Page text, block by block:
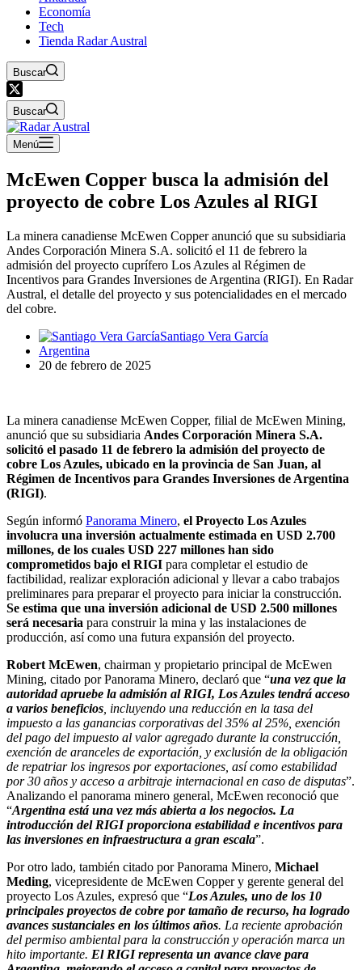
Economía
Tech
Tienda Radar Austral
Buscar
Buscar
Menú
McEwen Copper busca la admisión del
proyecto de cobre Los Azules al RIGI
La minera canadiense McEwen Copper anunció que su subsidiaria
Andes Corporación Minera S.A. solicitó el 11 de febrero la
admisión del proyecto cuprífero Los Azules al Régimen de
Incentivos para Grandes Inversiones de Argentina (RIGI). En Radar
Austral, el detalle del proyecto y sus potencialidades en el mercado
del cobre.
Santiago Vera García
Argentina
20 de febrero de 2025
La minera canadiense McEwen Copper, filial de McEwen Mining,
anunció que su subsidiaria Andes Corporación Minera S.A.
solicitó el pasado 11 de febrero la admisión del proyecto de
cobre Los Azules, ubicado en la provincia de San Juan, al
Régimen de Incentivos para Grandes Inversiones de Argentina
(RIGI).
Según informó Panorama Minero, el Proyecto Los Azules
involucra una inversión actualmente estimada en USD 2.700
millones, de los cuales USD 227 millones han sido
comprometidos bajo el RIGI para completar el estudio de
factibilidad, realizar exploración adicional y llevar a cabo trabajos
preliminares para preparar el proyecto para iniciar la construcción.
Se estima que una inversión adicional de USD 2.500 millones
será necesaria para construir la mina y las instalaciones de
producción, así como una futura expansión del proyecto.
Robert McEwen, chairman y propietario principal de McEwen
Mining, citado por Panorama Minero, declaró que “una vez que la
autoridad apruebe la admisión al RIGI, Los Azules tendrá acceso
a varios beneficios , incluyendo una reducción en la tasa del
impuesto a las ganancias corporativas del 35% al 25%, exención
del pago del impuesto al valor agregado durante la construcción,
exención de aranceles de exportación, y exclusión de la obligación
de repatriar los ingresos por exportaciones, así como estabilidad
por 30 años y acceso a arbitraje internacional en caso de disputas”.
Analizando el panorama minero general, McEwen reconoció que
“Argentina está una vez más abierta a los negocios. La
introducción del RIGI proporciona estabilidad e incentivos para
las inversiones en infraestructura a gran escala”.
Por otro lado, también citado por Panorama Minero, Michael
Meding, vicepresidente de McEwen Copper y gerente general del
proyecto Los Azules, expresó que “Los Azules, uno de los 10
principales proyectos de cobre por tamaño de recurso, ha logrado
avances sustanciales en los últimos años. La reciente aprobación
del permiso ambiental para la construcción y operación marca un
hito importante. El RIGI representa un avance clave para